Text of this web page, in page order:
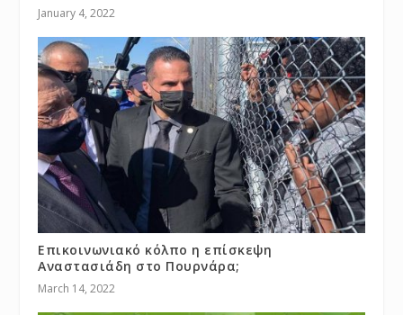
January 4, 2022
Επικοινωνιακό κόλπο η επίσκεψη
Αναστασιάδη στο Πουρνάρα;
March 14, 2022